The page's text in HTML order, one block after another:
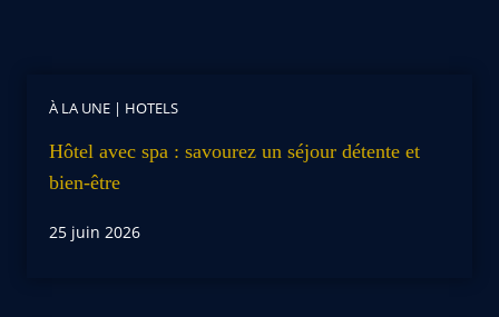
À LA UNE | HOTELS
Hôtel avec spa : savourez un séjour détente et
bien-être
25 juin 2026